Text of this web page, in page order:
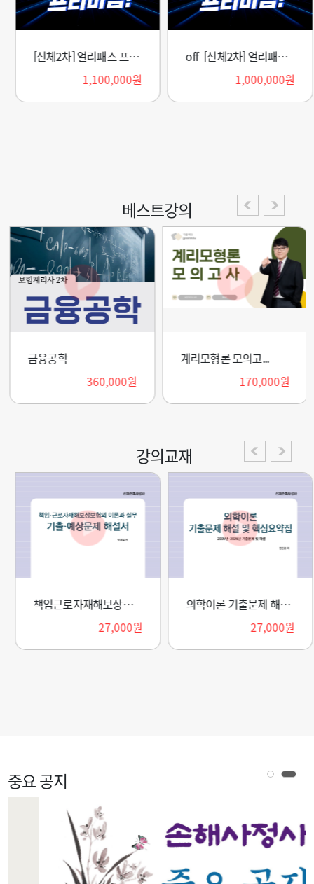
[신체2차] 얼리패스 프리미엄 패키지(2027)
1,100,000원
off_[신체2차] 얼리패스 프리미엄 패키지(2027)
1,000,000원
베스트강의
금융공학
360,000원
계리모형론 모의고...
170,000원
강의교재
책임근로자재해보상보험의 이론과 실무 기출예상문제 해설서(2026)
27,000원
의학이론 기출문제 해설 및 핵심요약집
27,000원
중요 공지